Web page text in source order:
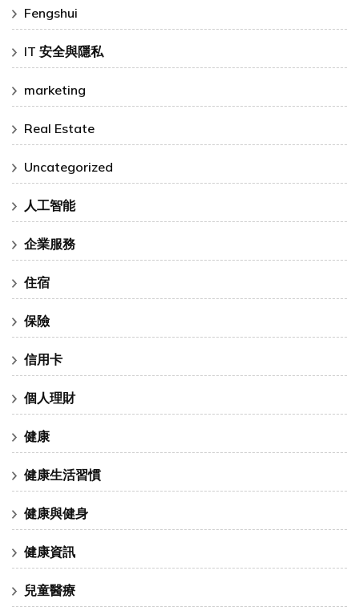
Fengshui
IT 安全與隱私
marketing
Real Estate
Uncategorized
人工智能
企業服務
住宿
保險
信用卡
個人理財
健康
健康生活習慣
健康與健身
健康資訊
兒童醫療